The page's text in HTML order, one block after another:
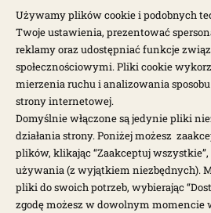
Otrzymuj najnowsze wiadomości i
pocztę.
Używamy plików cookie i podobnych
Twoje ustawienia, prezentować
reklamy oraz udostępniać funkcje
społecznościowymi. Pliki cookie
mierzenia ruchu i analizowania
strony internetowej.
Domyślnie włączone są jedynie pliki
działania strony. Poniżej możesz
plików, klikając “Zaakceptuj
używania (z wyjątkiem niezbędnych).
pliki do swoich potrzeb, wybierając
zgodę możesz w dowolnym momencie